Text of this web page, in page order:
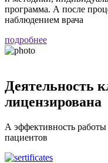
программа. А после
наблюдением врача
подробнее
Деятельность
лицензирована
А эффективность
пациентов